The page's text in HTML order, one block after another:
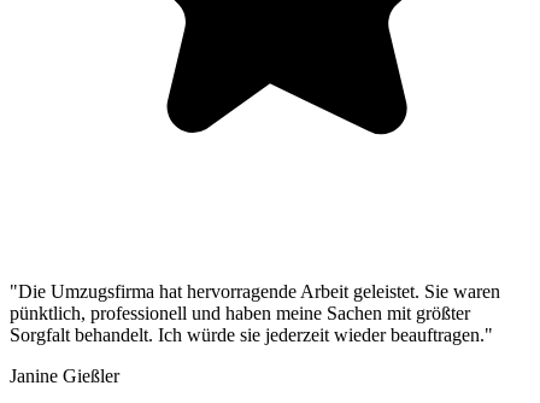
"Die Umzugsfirma hat hervorragende Arbeit geleistet. Sie waren
pünktlich, professionell und haben meine Sachen mit größter
Sorgfalt behandelt. Ich würde sie jederzeit wieder beauftragen."
Janine Gießler